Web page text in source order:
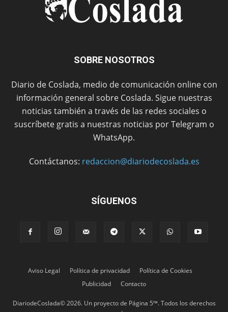
SOBRE NOSOTROS
Diario de Coslada, medio de comunicación online con
información general sobre Coslada. Sigue nuestras
noticias también a través de las redes sociales o
suscríbete gratis a nuestras noticias por Telegram o
WhatsApp.
Contáctanos: redaccion@diariodecoslada.es
SÍGUENOS
Aviso Legal Política de privacidad
Política de Cookies
Publicidad
Contacto
DiariodeCoslada© 2026. Un proyecto de Página 5™. Todos los derechos